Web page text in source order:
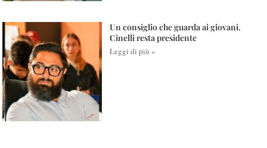
Un consiglio che guarda ai giovani.
Cinelli resta presidente
Leggi di più »